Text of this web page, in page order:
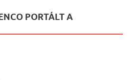
PORTÁLT A